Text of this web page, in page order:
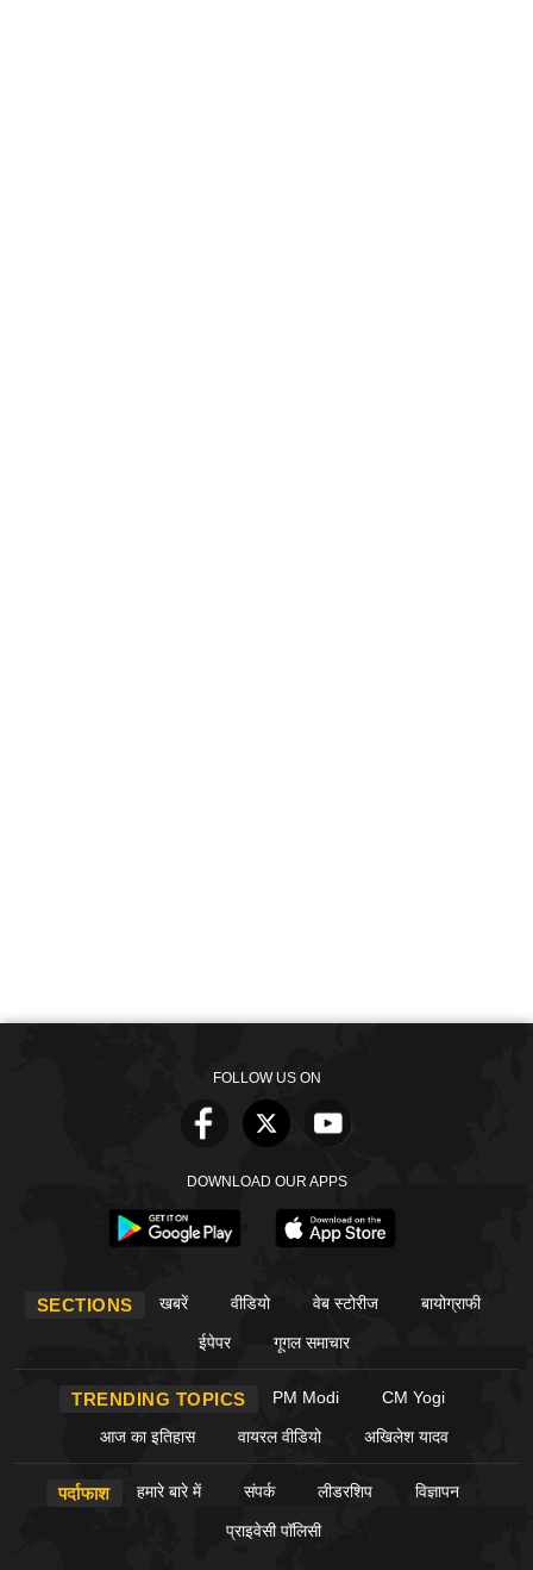
FOLLOW US ON
DOWNLOAD OUR APPS
SECTIONS खबरें वीडियो वेब स्टोरीज बायोग्राफी
ईपेपर गूगल समाचार
TRENDING TOPICS PM Modi CM Yogi
आज का इतिहास वायरल वीडियो अखिलेश यादव
पर्दाफाश हमारे बारे में संपर्क लीडरशिप विज्ञापन
प्राइवेसी पॉलिसी